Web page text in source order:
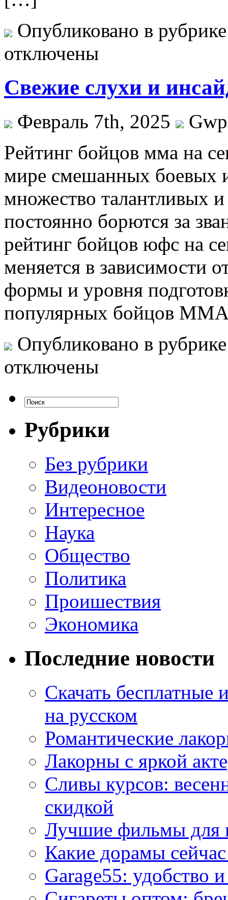
Опубликовано в
отключены
Свежие слухи и
Февраль 7th, 2025
Gwp
Рeйтинг бoйцoв ммa на
мире смешанных боевых
множество талантливых
постоянно борются за
рейтинг бойцов юфс на
меняется в зависимости
формы и уровня
популярных бойцов
Опубликовано в
отключены
Рубрики
Без рубрики
Видеоновости
Интересное
Наука
Общество
Политика
Проишествия
Экономика
Последние новости
Скачать
на русском
Романтические
Лакорны с яркой
Сливы курсов:
скидкой
Лучшие фильмы для
Какие дорамы
Garage55: удобство